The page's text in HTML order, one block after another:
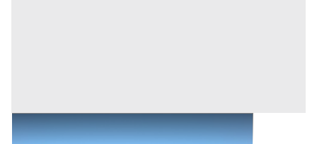
Abitazione di Tipo Civile all'asta a Padova